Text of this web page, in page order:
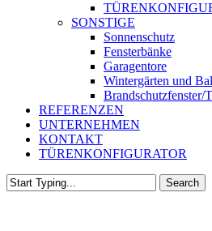
SONSTIGE
Sonnenschutz
Fensterbänke
Garagentore
Wintergärten und
Brandschutzfenster/
REFERENZEN
UNTERNEHMEN
KONTAKT
TÜRENKONFIGURATOR
Search